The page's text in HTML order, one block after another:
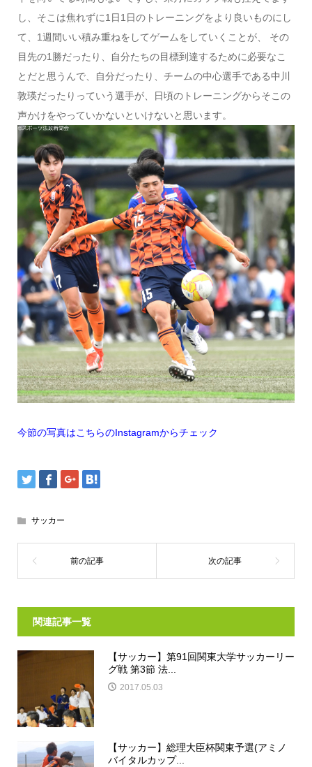
し、そこは焦れずに1日1日のトレーニングをより良いものにし
て、1週間いい積み重ねをしてゲームをしていくことが、 その
目先の1勝だったり、自分たちの目標到達するために必要なこ
とだと思うんで、自分だったり、チームの中心選手である中川
敦瑛だったりっていう選手が、日頃のトレーニングからそこの
声かけをやっていかないといけないと思います。
今節の写真はこちらのInstagramからチェック
サッカー
関連記事一覧
【サッカー】第91回関東大学サッカーリー
グ戦 第3節 法...
2017.05.03
【サッカー】総理大臣杯関東予選(アミノ
バイタルカップ...